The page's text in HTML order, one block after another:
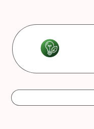
content
L
e
s
astuces